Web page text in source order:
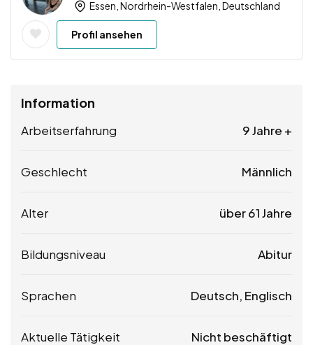
Essen, Nordrhein-Westfalen, Deutschland
Profil ansehen
Information
Arbeitserfahrung 9 Jahre +
Geschlecht Männlich
Alter über 61 Jahre
Bildungsniveau Abitur
Sprachen Deutsch, Englisch
Aktuelle Tätigkeit Nicht beschäftigt